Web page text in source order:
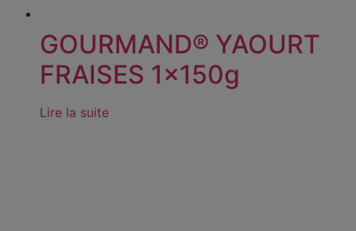
GOURMAND® YAOURT
FRAISES 1x150g
Lire la suite